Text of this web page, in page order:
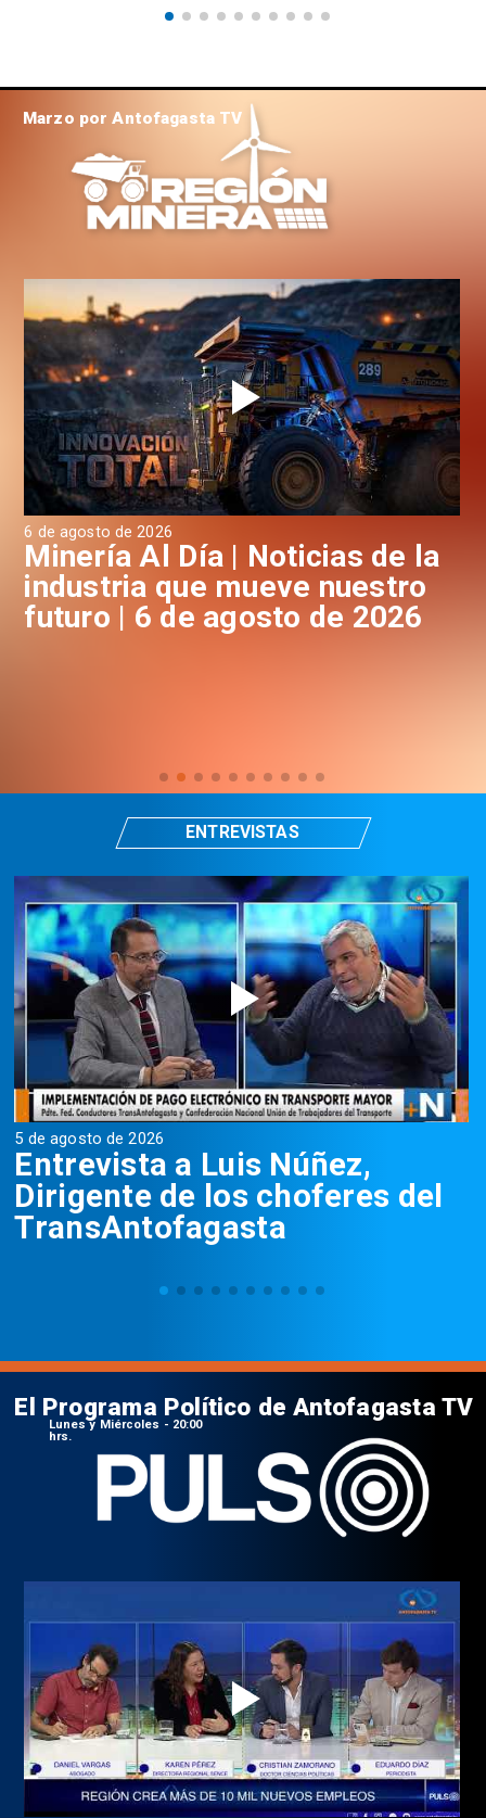
6 de agosto de 2026
Minería Al Día | Noticias de la
industria que mueve nuestro
futuro | 6 de agosto de 2026
Marzo por Antofagasta TV
5 de agosto de 2026
Entrevista a Luis Núñez,
Dirigente de los choferes del
TransAntofagasta
ENTREVISTAS
El Programa Político de Antofagasta TV
Lunes y Miércoles - 20:00
hrs.